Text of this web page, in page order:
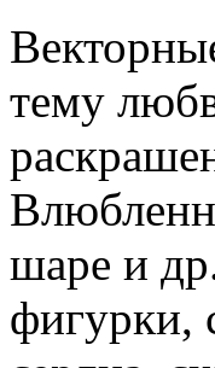
тему
шаре и
фигурки,